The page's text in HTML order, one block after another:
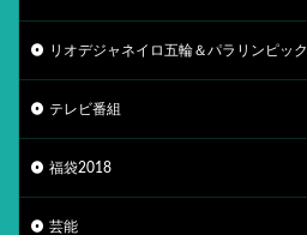
リオデジャネイロ五輪＆パラリンピック
テレビ番組
福袋2018
芸能